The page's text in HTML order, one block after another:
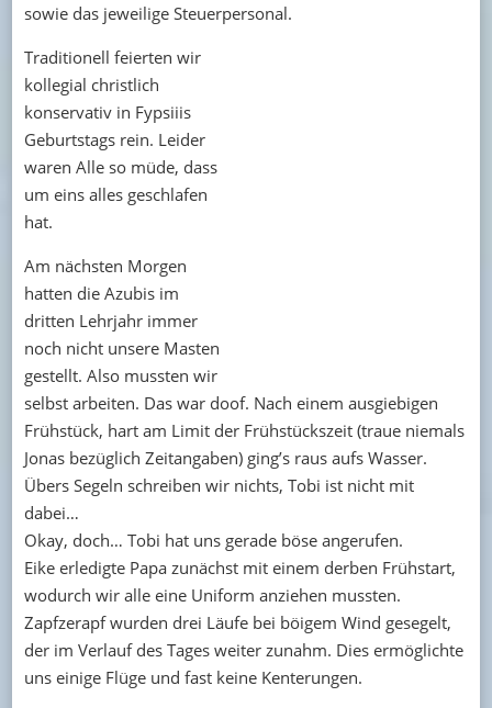
sowie das jeweilige Steuerpersonal.
Traditionell feierten wir
kollegial christlich
konservativ in Fypsiiis
Geburtstags rein. Leider
waren Alle so müde, dass
um eins alles geschlafen
hat.
Am nächsten Morgen
hatten die Azubis im
dritten Lehrjahr immer
noch nicht unsere Masten
gestellt. Also mussten wir
selbst arbeiten. Das war doof. Nach einem ausgiebigen
Frühstück, hart am Limit der Frühstückszeit (traue niemals
Jonas bezüglich Zeitangaben) ging’s raus aufs Wasser.
Übers Segeln schreiben wir nichts, Tobi ist nicht mit
dabei…
Okay, doch… Tobi hat uns gerade böse angerufen.
Eike erledigte Papa zunächst mit einem derben Frühstart,
wodurch wir alle eine Uniform anziehen mussten.
Zapfzerapf wurden drei Läufe bei böigem Wind gesegelt,
der im Verlauf des Tages weiter zunahm. Dies ermöglichte
uns einige Flüge und fast keine Kenterungen.